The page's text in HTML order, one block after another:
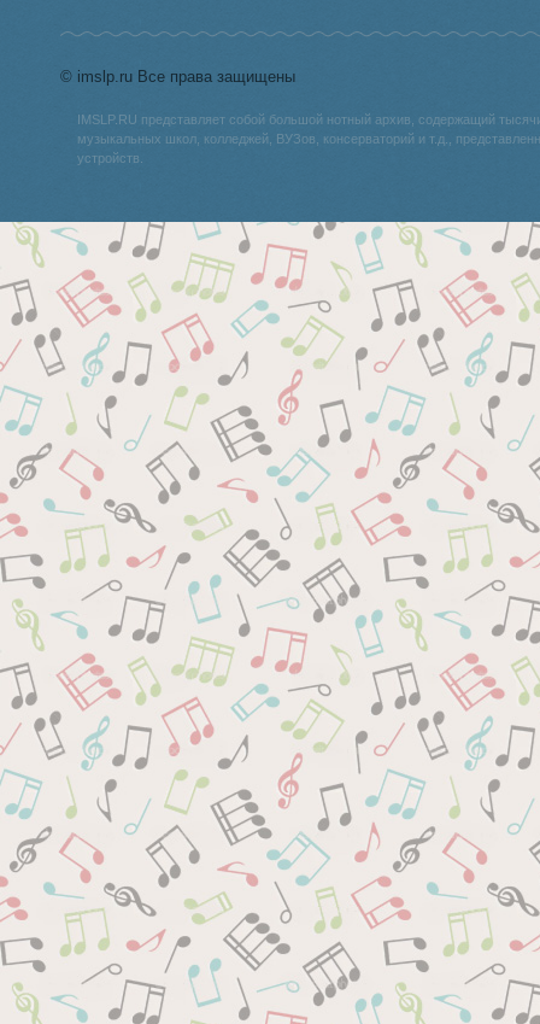
© imslp.ru Все права защищены
IMSLP.RU представляет собой большой нотный архив, содержащий
музыкальных школ, колледжей, ВУЗов, консерваторий и т.д.,
устройств.